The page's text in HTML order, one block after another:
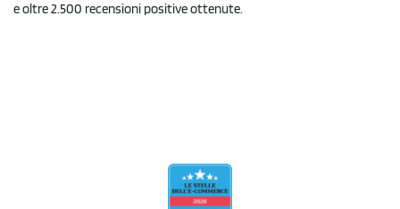
e oltre 2.500 recensioni positive ottenute.